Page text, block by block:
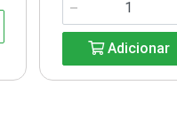
Adicionar